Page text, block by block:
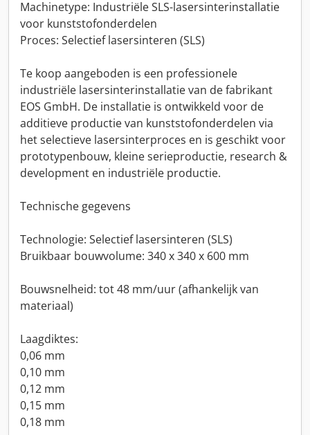
Machinetype: Industriële SLS-lasersinterinstallatie
voor kunststofonderdelen
Proces: Selectief lasersinteren (SLS)
Te koop aangeboden is een professionele
industriële lasersinterinstallatie van de fabrikant
EOS GmbH. De installatie is ontwikkeld voor de
additieve productie van kunststofonderdelen via
het selectieve lasersinterproces en is geschikt voor
prototypenbouw, kleine serieproductie, research &
development en industriële productie.
Technische gegevens
Technologie: Selectief lasersinteren (SLS)
Bruikbaar bouwvolume: 340 x 340 x 600 mm
Bouwsnelheid: tot 48 mm/uur (afhankelijk van
materiaal)
Laagdiktes:
0,06 mm
0,10 mm
0,12 mm
0,15 mm
0,18 mm